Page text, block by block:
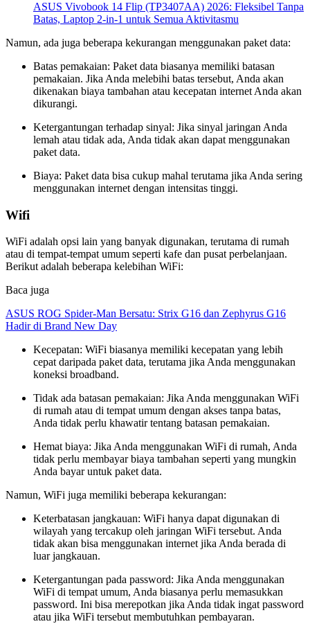
ASUS Vivobook 14 Flip (TP3407AA) 2026: Fleksibel Tanpa
Batas, Laptop 2-in-1 untuk Semua Aktivitasmu
Namun, ada juga beberapa kekurangan menggunakan paket data:
Batas pemakaian: Paket data biasanya memiliki batasan
pemakaian. Jika Anda melebihi batas tersebut, Anda akan
dikenakan biaya tambahan atau kecepatan internet Anda akan
dikurangi.
Ketergantungan terhadap sinyal: Jika sinyal jaringan Anda
lemah atau tidak ada, Anda tidak akan dapat menggunakan
paket data.
Biaya: Paket data bisa cukup mahal terutama jika Anda sering
menggunakan internet dengan intensitas tinggi.
Wifi
WiFi adalah opsi lain yang banyak digunakan, terutama di rumah
atau di tempat-tempat umum seperti kafe dan pusat perbelanjaan.
Berikut adalah beberapa kelebihan WiFi:
Baca juga
ASUS ROG Spider-Man Bersatu: Strix G16 dan Zephyrus G16
Hadir di Brand New Day
Kecepatan: WiFi biasanya memiliki kecepatan yang lebih
cepat daripada paket data, terutama jika Anda menggunakan
koneksi broadband.
Tidak ada batasan pemakaian: Jika Anda menggunakan WiFi
di rumah atau di tempat umum dengan akses tanpa batas,
Anda tidak perlu khawatir tentang batasan pemakaian.
Hemat biaya: Jika Anda menggunakan WiFi di rumah, Anda
tidak perlu membayar biaya tambahan seperti yang mungkin
Anda bayar untuk paket data.
Namun, WiFi juga memiliki beberapa kekurangan:
Keterbatasan jangkauan: WiFi hanya dapat digunakan di
wilayah yang tercakup oleh jaringan WiFi tersebut. Anda
tidak akan bisa menggunakan internet jika Anda berada di
luar jangkauan.
Ketergantungan pada password: Jika Anda menggunakan
WiFi di tempat umum, Anda biasanya perlu memasukkan
password. Ini bisa merepotkan jika Anda tidak ingat password
atau jika WiFi tersebut membutuhkan pembayaran.